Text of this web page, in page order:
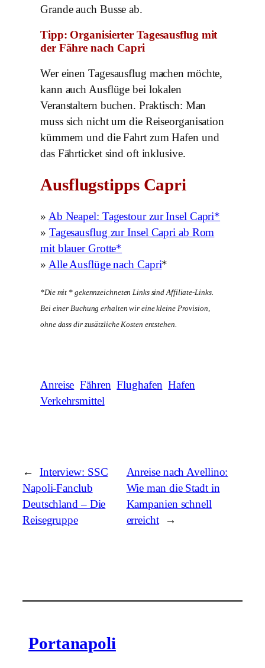
Grande auch Busse ab.
Tipp: Organisierter Tagesausflug mit
der Fähre nach Capri
Wer einen Tagesausflug machen möchte,
kann auch Ausflüge bei lokalen
Veranstaltern buchen. Praktisch: Man
muss sich nicht um die Reiseorganisation
kümmern und die Fahrt zum Hafen und
das Fährticket sind oft inklusive.
Ausflugstipps Capri
» Ab Neapel: Tagestour zur Insel Capri*
» Tagesausflug zur Insel Capri ab Rom
mit blauer Grotte*
» Alle Ausflüge nach Capri*
*Die mit * gekennzeichneten Links sind Affiliate-Links.
Bei einer Buchung erhalten wir eine kleine Provision,
ohne dass dir zusätzliche Kosten entstehen.
Anreise Fähren Flughafen Hafen
Verkehrsmittel
←
Interview: SSC
Napoli-Fanclub
Deutschland – Die
Reisegruppe
Anreise nach Avellino:
Wie man die Stadt in
Kampanien schnell
erreicht
→
Portanapoli